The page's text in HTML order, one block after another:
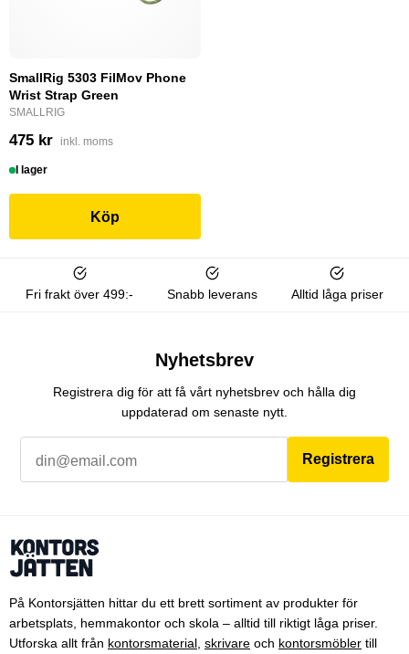
SmallRig 5303 FilMov Phone
Wrist Strap Green
SMALLRIG
475 kr inkl. moms
I lager
Köp
Fri frakt över 499:- Snabb leverans Alltid låga priser
Nyhetsbrev
Registrera dig för att få vårt nyhetsbrev och hålla dig
uppdaterad om senaste nytt.
Registrera
På Kontorsjätten hittar du ett brett sortiment av produkter för
arbetsplats, hemmakontor och skola – alltid till riktigt låga priser.
Utforska allt från kontorsmaterial skrivare och kontorsmöbler till